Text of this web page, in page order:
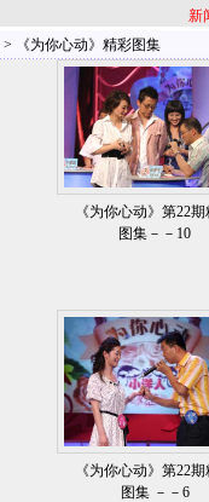
新
> 《为你心动》精彩图集
《为你心动》第22
图集－－10
《为你心动》第22
图集 －－6